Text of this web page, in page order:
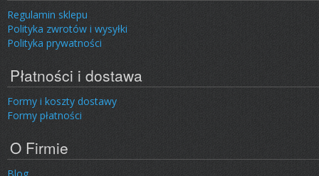
Regulamin sklepu
Polityka zwrotów i wysyłki
Polityka prywatności
Płatności i dostawa
Formy i koszty dostawy
Formy płatności
O Firmie